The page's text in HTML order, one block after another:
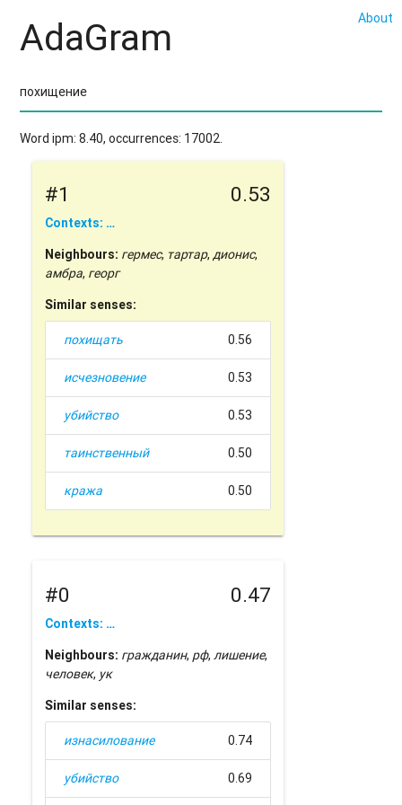
About
AdaGram
Word ipm: 8.40, occurrences: 17002.
#1 0.53
Contexts: …
Neighbours: гермес, тартар,дионис,
амбра, георг
Similar senses:
похищать 0.56
исчезновение 0.53
убийство 0.53
таинственный 0.50
кража 0.50
#0 0.47
Contexts: …
Neighbours: гражданин, рф,лишение,
человек, ук
Similar senses:
изнасилование 0.74
убийство 0.69